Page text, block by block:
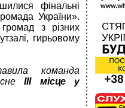
фінальні
України».
з різних
гирьовому
команда
III місце у